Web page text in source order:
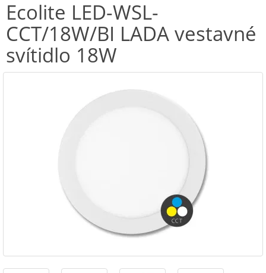
Ecolite LED-WSL-
CCT/18W/BI LADA vestavné
svítidlo 18W